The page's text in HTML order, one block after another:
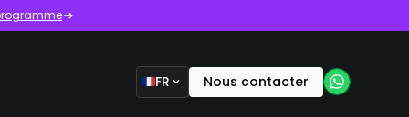
FR Nous contacter